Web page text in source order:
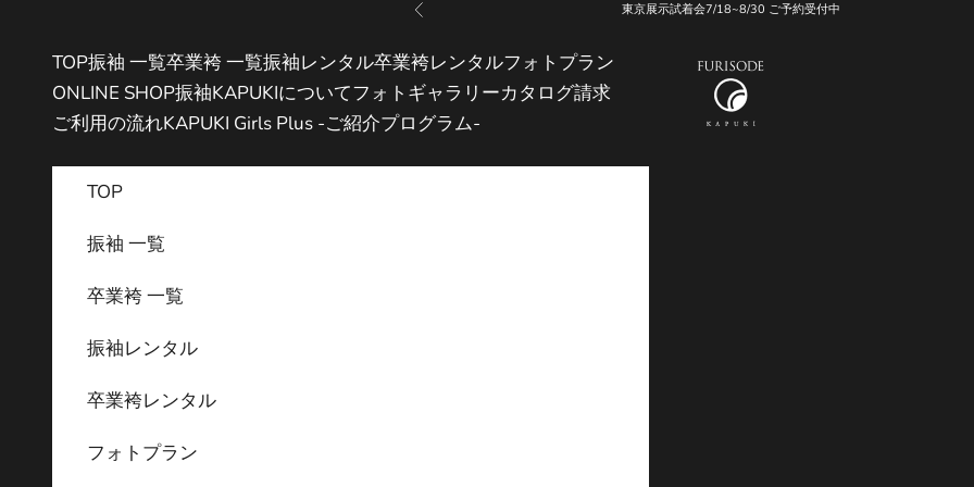
前へ 東京展示試着会7/18~8/30 ご予約受付中
振袖KAPUKI
TOP振袖 一覧卒業袴 一覧振袖レンタル卒業袴レンタルフォトプラン
ONLINE SHOP振袖KAPUKIについてフォトギャラリーカタログ請求
ご利用の流れKAPUKI Girls Plus -ご紹介プログラム-
TOP
振袖 一覧
卒業袴 一覧
振袖レンタル
卒業袴レンタル
フォトプラン